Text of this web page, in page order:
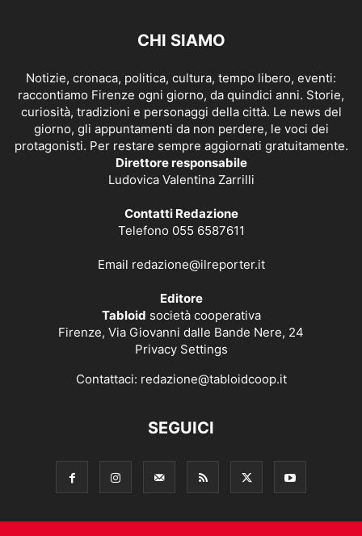
CHI SIAMO
Notizie, cronaca, politica, cultura, tempo libero, eventi:
raccontiamo Firenze ogni giorno, da quindici anni. Storie,
curiosità, tradizioni e personaggi della città. Le news del
giorno, gli appuntamenti da non perdere, le voci dei
protagonisti. Per restare sempre aggiornati gratuitamente.
Direttore responsabile
Ludovica Valentina Zarrilli
Contatti Redazione
Telefono 055 6587611
Email redazione@ilreporter.it
Editore
Tabloid società cooperativa
Firenze, Via Giovanni dalle Bande Nere, 24
Privacy Settings
Contattaci: redazione@tabloidcoop.it
SEGUICI